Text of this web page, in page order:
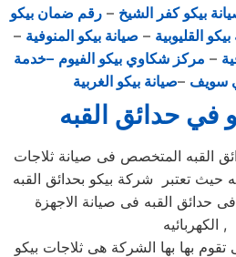
بيكو كفر الشيخ –رقم ضمان بيكو
القليوبية – صيانة بيكو المنوفية –
– مركز شكاوي بيكو الفيوم –خدمة
سويف –صيانة بيكو الغربية
في حدائق القبه
القبه المتخصص فى صيانة ثلاجات
حيث تعتبر شركة بيكو بحدائق القبه
حدائق القبه فى صيانة الاجهزة
الكهربائيه ,
بها بها الشركة هى ثلاجات بيكو